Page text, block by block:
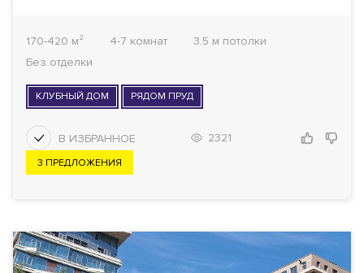
170-420 м² 4-7 комнат
3.5 м потолки
Без отделки
КЛУБНЫЙ ДОМ РЯДОМ ПРУД
2321
3 ПРЕДЛОЖЕНИЯ